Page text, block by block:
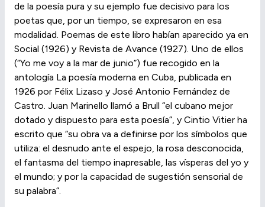
de la poesía pura y su ejemplo fue decisivo para los
poetas que, por un tiempo, se expresaron en esa
modalidad. Poemas de este libro habían aparecido ya en
Social (1926) y Revista de Avance (1927). Uno de ellos
(“Yo me voy a la mar de junio”) fue recogido en la
antología La poesía moderna en Cuba, publicada en
1926 por Félix Lizaso y José Antonio Fernández de
Castro. Juan Marinello llamó a Brull “el cubano mejor
dotado y dispuesto para esta poesía”, y Cintio Vitier ha
escrito que “su obra va a definirse por los símbolos que
utiliza: el desnudo ante el espejo, la rosa desconocida,
el fantasma del tiempo inapresable, las vísperas del yo y
el mundo; y por la capacidad de sugestión sensorial de
su palabra”.